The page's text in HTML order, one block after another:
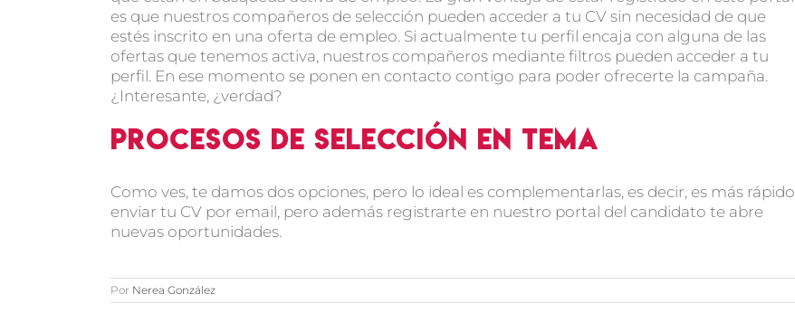
es que nuestros compañeros de selección pueden acceder a tu CV sin necesidad de que
estés inscrito en una oferta de empleo. Si actualmente tu perfil encaja con alguna de las
ofertas que tenemos activa, nuestros compañeros mediante filtros pueden acceder a tu
perfil. En ese momento se ponen en contacto contigo para poder ofrecerte la campaña.
¿Interesante, ¿verdad?
Procesos de selección en TEMA
Como ves, te damos dos opciones, pero lo ideal es complementarlas, es decir, es más rápido
enviar tu CV por email, pero además registrarte en nuestro portal del candidato te abre
nuevas oportunidades.
Por Nerea González